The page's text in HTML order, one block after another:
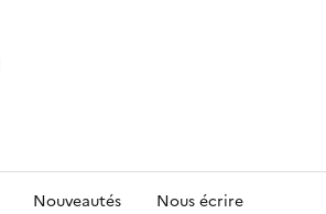
Nouveautés Nous écrire